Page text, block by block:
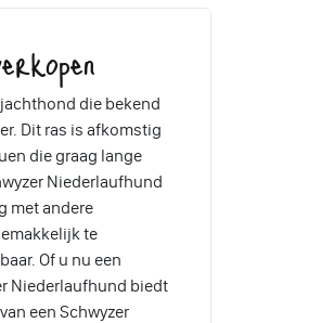
die bekend
Dit ras is afkomstig
die graag lange
Niederlaufhund
met andere
te
Of u nu een
Niederlaufhund biedt
van een Schwyzer